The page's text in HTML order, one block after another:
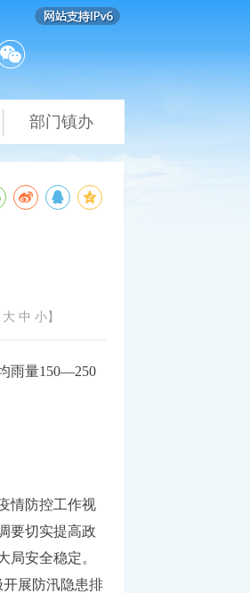
部门镇办
大 中 小 】
雨量150—250
情防控工作视
要切实提高政
安全稳定。
展防汛隐患排